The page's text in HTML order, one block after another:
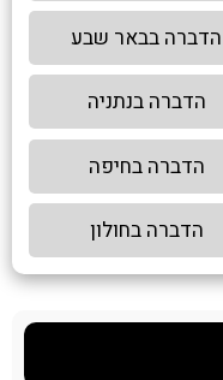
הדברה בבאר שבע
הדברה בנתניה
הדברה בחיפה
הדברה בחולון